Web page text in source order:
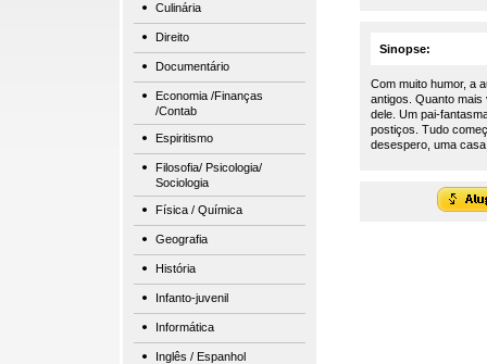
Culinária
Direito
Documentário
Economia /Finanças
/Contab
Espiritismo
Filosofia/ Psicologia/
Sociologia
Física / Química
Geografia
História
Infanto-juvenil
Informática
Inglês / Espanhol
Sinopse:
Com muito humor, a
antigos. Quanto mais
dele. Um pai-
postiços. Tudo
desespero, uma